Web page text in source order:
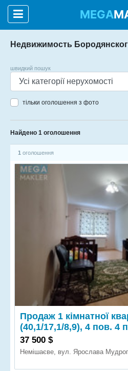
MEGA
Недвижимость
швидкий пошук
тільки оголошення з фото
Найдено 1 оголошення
1 оголошення
Продаж 1 кімнатної
(40,1/17,1/8,9), 4 пов. 4
37 500 $
Немішаєве, вул. Ярослава